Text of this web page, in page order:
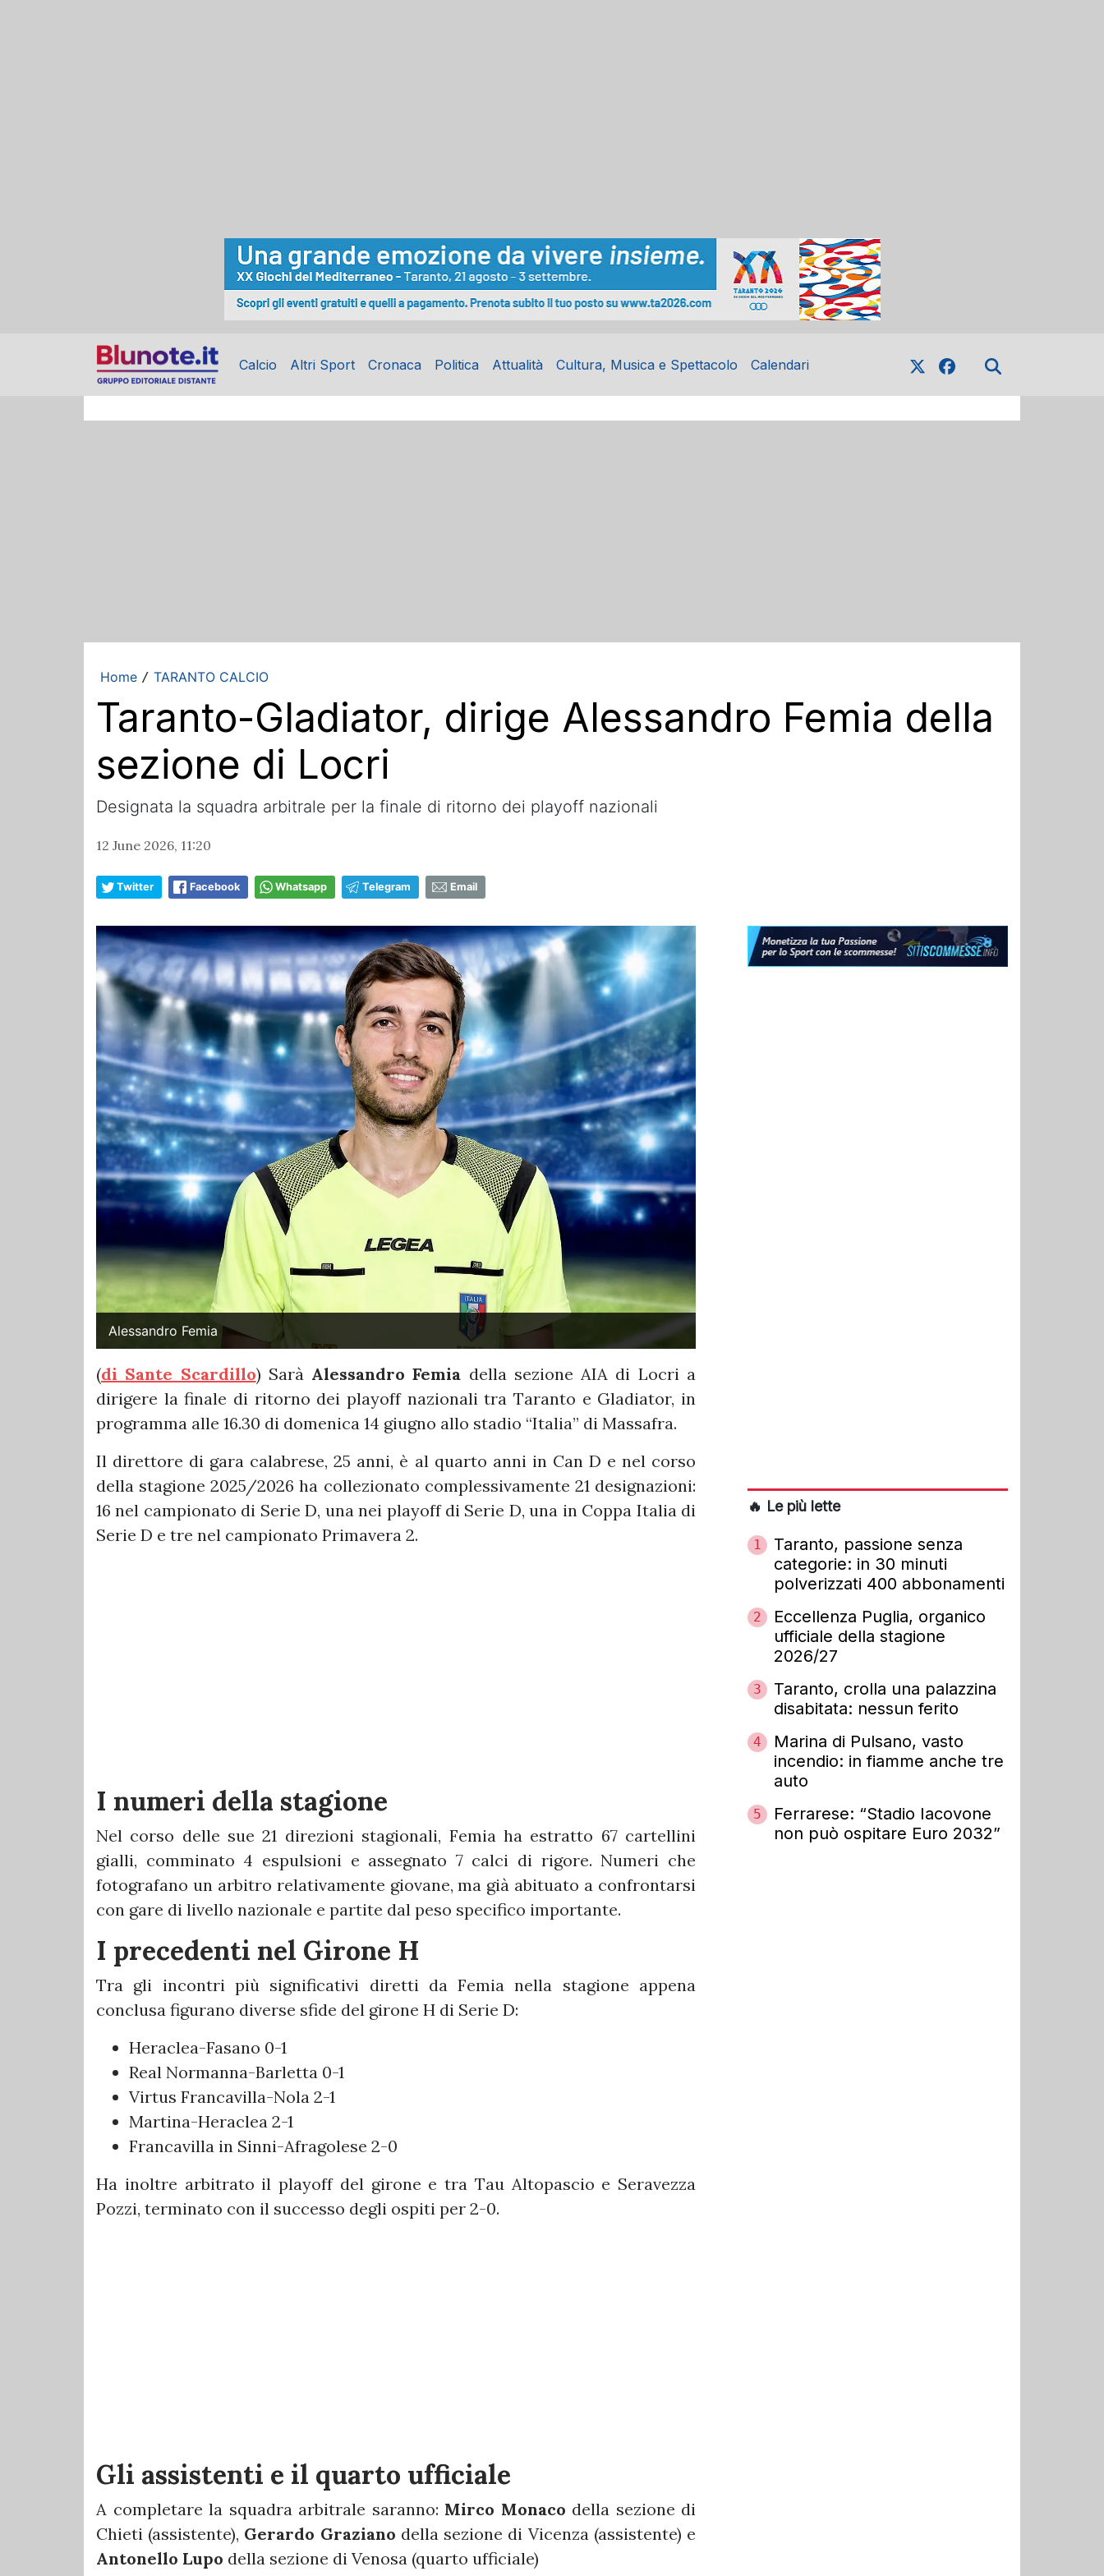
Calcio Altri Sport Cronaca Politica Attualità Cultura, Musica e Spettacolo Calendari
Home / TARANTO CALCIO
Taranto-Gladiator, dirige Alessandro Femia della
sezione di Locri
Designata la squadra arbitrale per la finale di ritorno dei playoff nazionali
12 June 2026, 11:20
Twitter Facebook Whatsapp Telegram Email
Alessandro Femia
(di Sante Scardillo) Sarà Alessandro Femia della sezione AIA di Locri a
dirigere la finale di ritorno dei playoff nazionali tra Taranto e Gladiator, in
programma alle 16.30 di domenica 14 giugno allo stadio “Italia” di Massafra.
Il direttore di gara calabrese, 25 anni, è al quarto anni in Can D e nel corso
della stagione 2025/2026 ha collezionato complessivamente 21 designazioni:
16 nel campionato di Serie D, una nei playoff di Serie D, una in Coppa Italia di
Serie D e tre nel campionato Primavera 2.
I numeri della stagione
Nel corso delle sue 21 direzioni stagionali, Femia ha estratto 67 cartellini
gialli, comminato 4 espulsioni e assegnato 7 calci di rigore. Numeri che
fotografano un arbitro relativamente giovane, ma già abituato a confrontarsi
con gare di livello nazionale e partite dal peso specifico importante.
I precedenti nel Girone H
Tra gli incontri più significativi diretti da Femia nella stagione appena
conclusa figurano diverse sfide del girone H di Serie D:
Heraclea-Fasano 0-1
Real Normanna-Barletta 0-1
Virtus Francavilla-Nola 2-1
Martina-Heraclea 2-1
Francavilla in Sinni-Afragolese 2-0
Ha inoltre arbitrato il playoff del girone e tra Tau Altopascio e Seravezza
Pozzi, terminato con il successo degli ospiti per 2-0.
Gli assistenti e il quarto ufficiale
A completare la squadra arbitrale saranno: Mirco Monaco della sezione di
Chieti (assistente), Gerardo Graziano della sezione di Vicenza (assistente) e
Antonello Lupo della sezione di Venosa (quarto ufficiale)
🔥 Le più lette
1
Taranto, passione senza
categorie: in 30 minuti
polverizzati 400 abbonamenti
2
Eccellenza Puglia, organico
ufficiale della stagione
2026/27
3
Taranto, crolla una palazzina
disabitata: nessun ferito
4
Marina di Pulsano, vasto
incendio: in fiamme anche tre
auto
5
Ferrarese: “Stadio Iacovone
non può ospitare Euro 2032”